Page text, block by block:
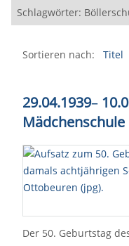
Schlagwörter:
Sortieren nach: Titel
29.04.1939–
Der 50. Geburtstag